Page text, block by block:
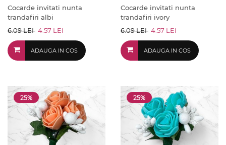
Cocarde invitati nunta
trandafiri albi
6.09 LEI 4.57 LEI
ADAUGA IN COS
Cocarde invitati nunta
trandafiri ivory
6.09 LEI 4.57 LEI
ADAUGA IN COS
25% 25%